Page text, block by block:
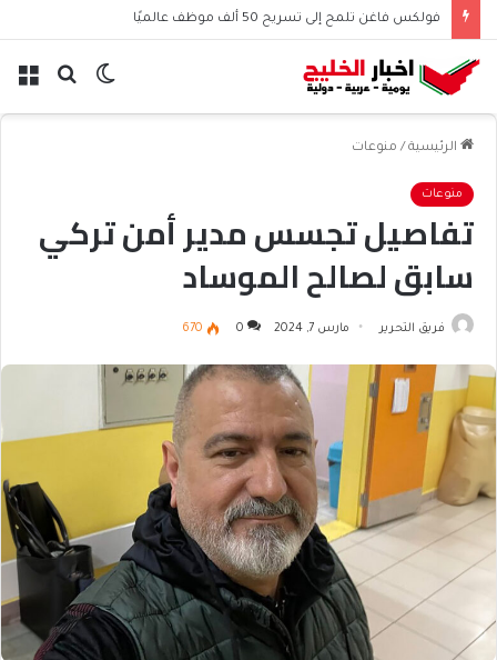
فولكس فاغن تلمح إلى تسريح 50 ألف موظف عالميًا
بحث الوضع
الرئيسية / منوعات
منوعات
تفاصيل تجسس مدير أمن تركي
سابق لصالح الموساد
فريق التحرير مارس 7, 2024 0
670